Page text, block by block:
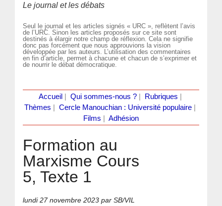
Le journal et les débats
Seul le journal et les articles signés « URC », reflètent l’avis
de l’URC. Sinon les articles proposés sur ce site sont
destinés à élargir notre champ de réflexion. Cela ne signifie
donc pas forcément que nous approuvions la vision
développée par les auteurs. L’utilisation des commentaires
en fin d’article, permet à chacune et chacun de s’exprimer et
de nourrir le débat démocratique.
Accueil Qui sommes-nous ?| Rubriques
Thèmes
Cercle Manouchian : Université populaire
Films
Adhésion
Formation au
Marxisme Cours
5, Texte 1
lundi 27 novembre 2023 par SB/VIL